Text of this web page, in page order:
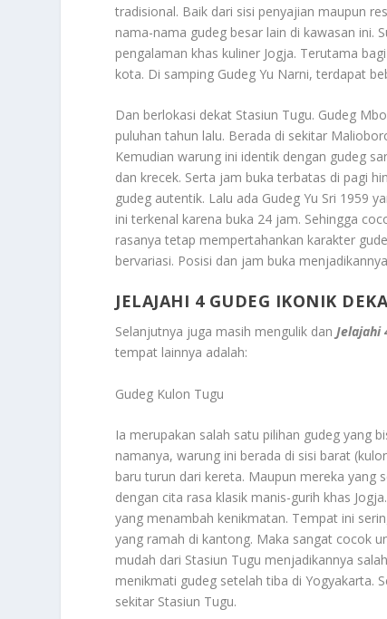
tradisional. Baik dari sisi penyajian maupun
nama-nama gudeg besar lain di kawasan ini.
pengalaman khas kuliner Jogja. Terutama
kota. Di samping Gudeg Yu Narni, terdapat
Dan berlokasi dekat Stasiun Tugu. Gudeg
puluhan tahun lalu. Berada di sekitar
Kemudian warung ini identik dengan gudeg
dan krecek. Serta jam buka terbatas di pagi
gudeg autentik. Lalu ada Gudeg Yu Sri 1959
ini terkenal karena buka 24 jam. Sehingga
rasanya tetap mempertahankan karakter
bervariasi. Posisi dan jam buka
JELAJAHI 4 GUDEG IKONIK
Selanjutnya juga masih mengulik danJelajahi
tempat lainnya adalah:
Gudeg Kulon Tugu
Ia merupakan salah satu pilihan gudeg yang
namanya, warung ini berada di sisi barat
baru turun dari kereta. Maupun mereka yang
dengan cita rasa klasik manis-gurih khas
yang menambah kenikmatan. Tempat ini
yang ramah di kantong. Maka sangat cocok
mudah dari Stasiun Tugu menjadikannya
menikmati gudeg setelah tiba di Yogyakarta.
sekitar Stasiun Tugu.